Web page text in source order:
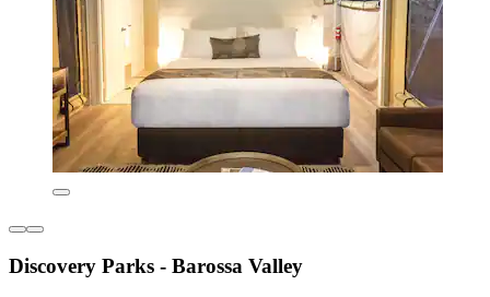
Discovery Parks - Barossa Valley